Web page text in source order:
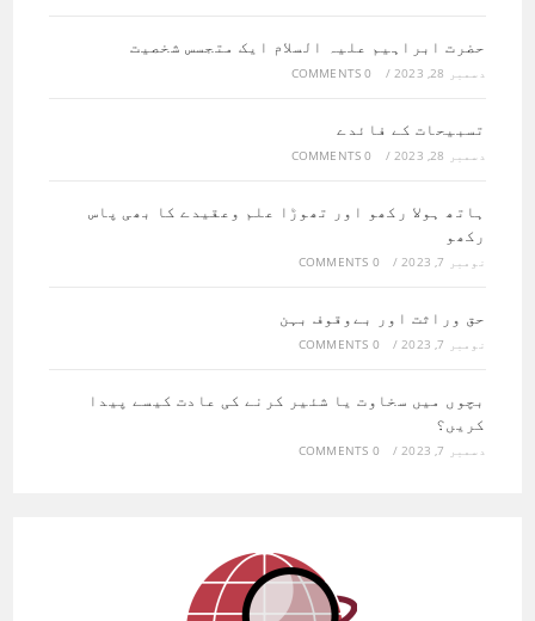
حضرت ابراہیم علیہ السلام ایک متجسس شخصیت
دسمبر 28, 2023 /
0 COMMENTS
تسبیحات کے فائدے
دسمبر 28, 2023 /
0 COMMENTS
ہاتھ ہولا رکھو اور تھوڑا علم وعقیدے کا بھی پاس
رکھو
نومبر 7, 2023 /
0 COMMENTS
حق وراثت اور بےوقوف بہن
نومبر 7, 2023 /
0 COMMENTS
بچوں میں سخاوت یا شئیر کرنے کی عادت کیسے پیدا
کریں؟
دسمبر 7, 2023 /
0 COMMENTS